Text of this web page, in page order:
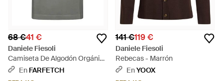
68 €41 €
Daniele Fiesoli
Camiseta De Algodón Orgánico
- Gris
En FARFETCH
141 €119 €
Daniele Fiesoli
Rebecas - Marrón
EnYOOX